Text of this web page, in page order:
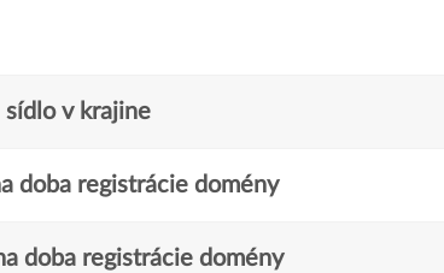
sídlo v krajine
doba registrácie domény
doba registrácie domény